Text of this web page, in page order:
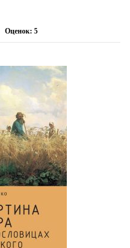
Оценок: 5